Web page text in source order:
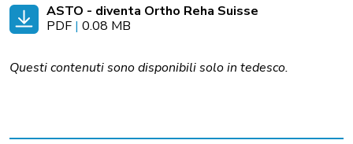
ASTO - diventa Ortho Reha Suisse
PDF | 0.08 MB
Questi contenuti sono disponibili solo in tedesco.